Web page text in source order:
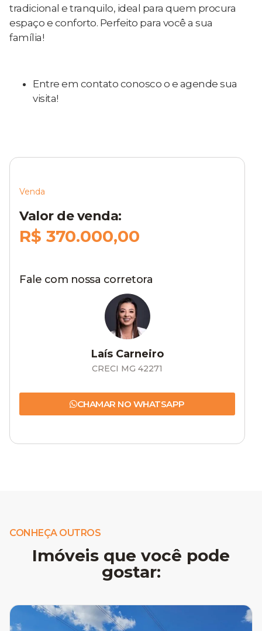
tradicional e tranquilo, ideal para quem procura
espaço e conforto. Perfeito para você a sua
família!
Entre em contato conosco o e agende sua
visita!
Venda
Valor de venda:
R$ 370.000,00
Fale com nossa corretora
Laís Carneiro
CRECI MG 42271
CHAMAR NO WHATSAPP
CONHEÇA OUTROS
Imóveis que você pode
gostar: